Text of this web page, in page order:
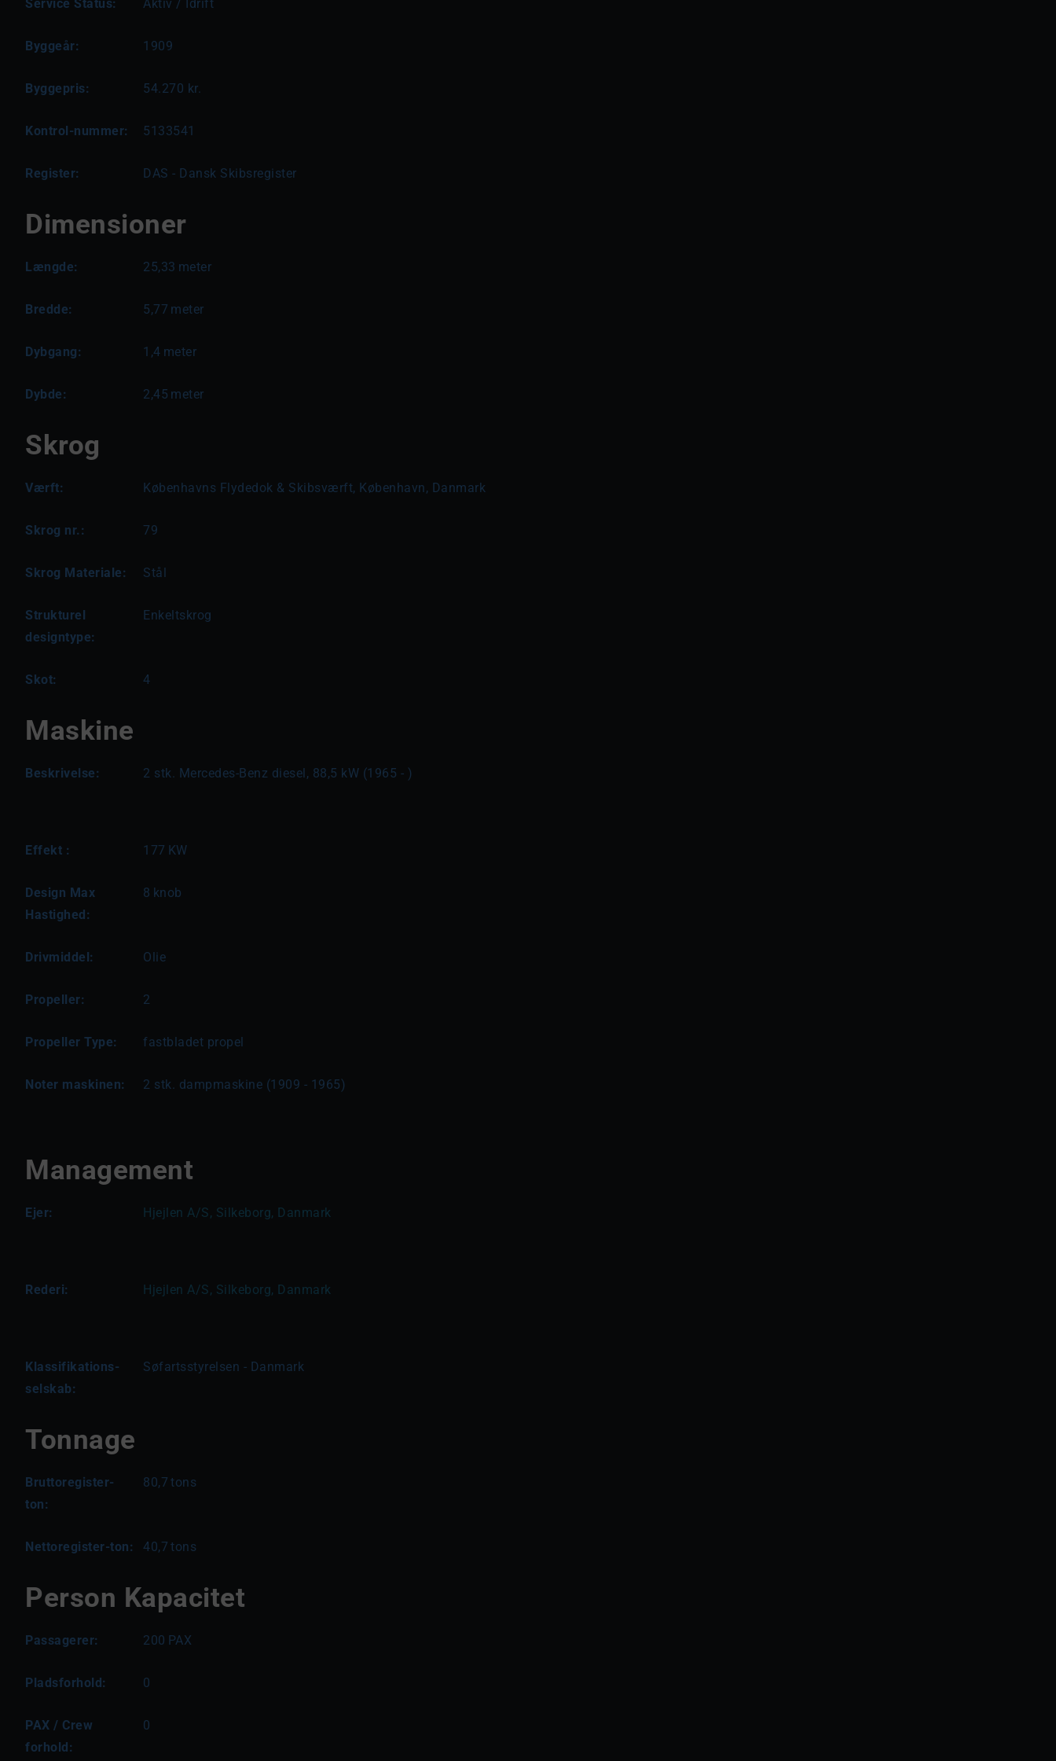
Service Status: Aktiv / Idrift
Byggeår: 1909
Byggepris: 54.270 kr.
Kontrol-nummer: 5133541
Register: DAS - Dansk Skibsregister
Dimensioner
Længde: 25,33 meter
Bredde: 5,77 meter
Dybgang: 1,4 meter
Dybde: 2,45 meter
Skrog
Værft: Københavns Flydedok & Skibsværft, København, Danmark
Skrog nr.: 79
Skrog Materiale: Stål
Strukturel
designtype:
Enkeltskrog
Skot: 4
Maskine
Beskrivelse: 2 stk. Mercedes-Benz diesel, 88,5 kW (1965 - )
Effekt : 177 KW
Design Max
Hastighed:
8 knob
Drivmiddel: Olie
Propeller: 2
Propeller Type: fastbladet propel
Noter maskinen: 2 stk. dampmaskine (1909 - 1965)
Management
Ejer: Hjejlen A/S, Silkeborg, Danmark
Rederi: Hjejlen A/S, Silkeborg, Danmark
Klassifikations-
selskab:
Søfartsstyrelsen - Danmark
Tonnage
Bruttoregister-
ton:
80,7 tons
Nettoregister-ton: 40,7 tons
Person Kapacitet
Passagerer: 200 PAX
Pladsforhold: 0
PAX / Crew
forhold:
0